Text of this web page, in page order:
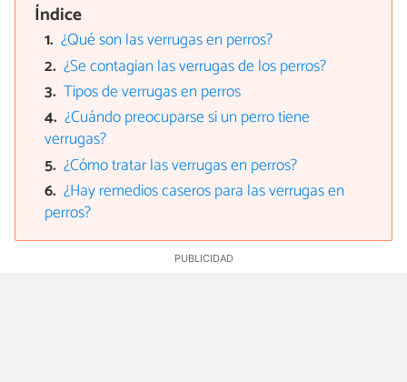
Índice
¿Qué son las verrugas en perros?
¿Se contagian las verrugas de los perros?
Tipos de verrugas en perros
¿Cuándo preocuparse si un perro tiene
verrugas?
¿Cómo tratar las verrugas en perros?
¿Hay remedios caseros para las verrugas en
perros?